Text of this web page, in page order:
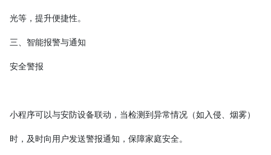
光等，提升便捷性。
三、智能报警与通知
安全警报
小程序可以与安防设备联动，当检测到异常情况（如入侵、烟雾）
时，及时向用户发送警报通知，保障家庭安全。